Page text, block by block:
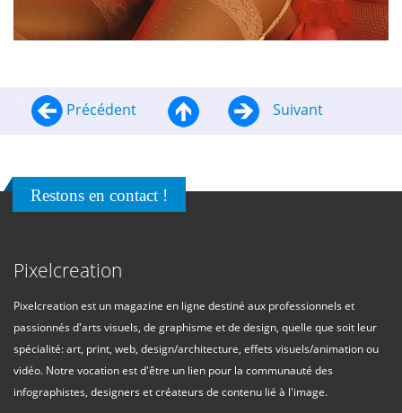
Précédent Suivant
Restons en contact !
Pixelcreation
Pixelcreation est un magazine en ligne destiné aux professionnels et
passionnés d'arts visuels, de graphisme et de design, quelle que soit leur
spécialité: art, print, web, design/architecture, effets visuels/animation ou
vidéo. Notre vocation est d'être un lien pour la communauté des
infographistes, designers et créateurs de contenu lié à l'image.